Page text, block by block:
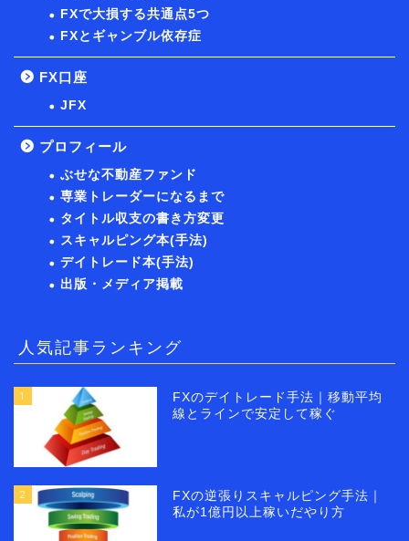
FXで大損する共通点5つ
FXとギャンブル依存症
FX口座
JFX
プロフィール
ぶせな不動産ファンド
専業トレーダーになるまで
タイトル収支の書き方変更
スキャルピング本(手法)
デイトレード本(手法)
出版・メディア掲載
人気記事ランキング
1
FXのデイトレード手法｜移動平均
線とラインで安定して稼ぐ
2
FXの逆張りスキャルピング手法｜
私が1億円以上稼いだやり方